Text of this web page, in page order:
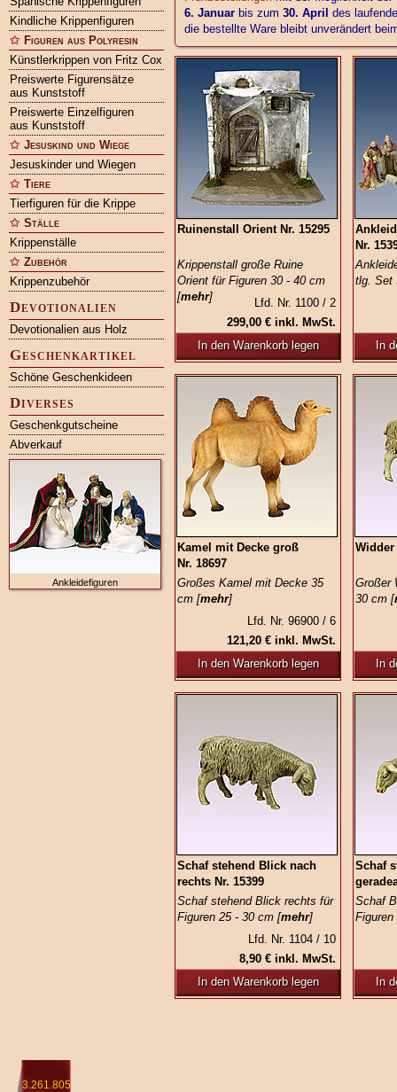
Kindliche Krippenfiguren
Figuren aus Polyresin
Künstlerkrippen von Fritz Cox
Preiswerte Figurensätze
aus Kunststoff
Preiswerte Einzelfiguren
aus Kunststoff
Jesuskind und Wiege
Jesuskinder und Wiegen
Tiere
Tierfiguren für die Krippe
Ställe
Krippenställe
Zubehör
Krippenzubehör
Devotionalien
Devotionalien aus Holz
Geschenkartikel
Schöne Geschenkideen
Diverses
Geschenkgutscheine
Abverkauf
Ankleidefiguren
6. Januar bis zum 30. April des
die bestellte Ware bleibt unverändert
Ruinenstall Orient Nr. 15295
Krippenstall große Ruine
Orient für Figuren 30 - 40 cm
[mehr]
Lfd. Nr. 1100 / 2
299,00 € inkl. MwSt.
In den Warenkorb legen
Nr.
tlg. Set
In
Kamel mit Decke groß
Nr. 18697
Großes Kamel mit Decke 35
cm [mehr]
Lfd. Nr. 96900 / 6
121,20 € inkl. MwSt.
In den Warenkorb legen
Widder
Großer
30 cm [
In
Schaf stehend Blick nach
rechts Nr. 15399
Schaf stehend Blick rechts für
Figuren 25 - 30 cm [mehr]
Lfd. Nr. 1104 / 10
8,90 € inkl. MwSt.
In den Warenkorb legen
Schaf
Schaf
In
3.261.805